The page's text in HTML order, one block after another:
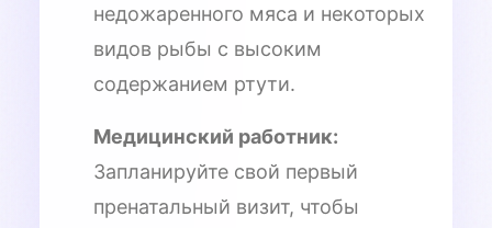
недожаренного мяса и некоторых
видов рыбы с высоким
содержанием ртути.
Медицинский работник:
Запланируйте свой первый
пренатальный визит, чтобы